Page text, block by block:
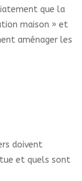
que la
maison » et
aménager les
doivent
et quels sont